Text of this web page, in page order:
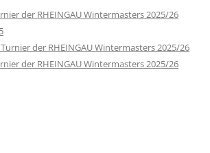
der RHEINGAU Wintermasters 2025/26
der RHEINGAU Wintermasters 2025/26
der RHEINGAU Wintermasters 2025/26